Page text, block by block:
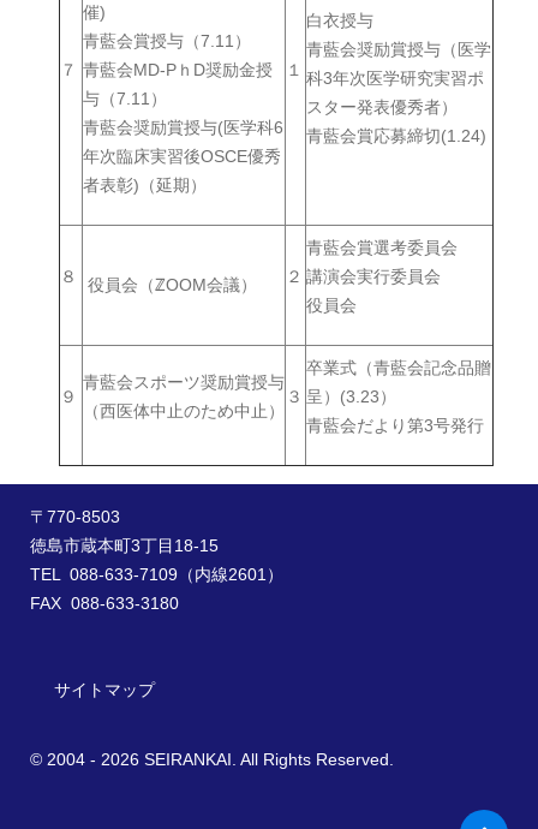
７
催)
青藍会賞授与（7.11）
青藍会MD-PｈD奨励金授
与（7.11）
青藍会奨励賞授与(医学科6
年次臨床実習後OSCE優秀
者表彰)（延期）
１
白衣授与
青藍会奨励賞授与（医学
科3年次医学研究実習ポ
スター発表優秀者）
青藍会賞応募締切(1.24)
８ 役員会（ℤOOM会議） ２
青藍会賞選考委員会
講演会実行委員会
役員会
９
青藍会スポーツ奨励賞授与
（西医体中止のため中止）
３
卒業式（青藍会記念品贈
呈）(3.23）
青藍会だより第3号発行
〒770-8503
徳島市蔵本町3丁目18-15
TEL 088-633-7109（内線2601）
FAX 088-633-3180
サイトマップ
© 2004 - 2026 SEIRANKAI. All Rights Reserved.